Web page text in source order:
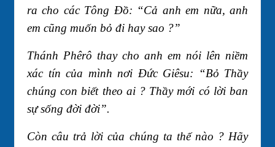
ra cho các Tông Ðồ: “Cả anh em nữa, anh
em cũng muốn bỏ đi hay sao ?”
Thánh Phêrô thay cho anh em nói lên niềm
xác tín của mình nơi Ðức Giêsu: “Bỏ Thầy
chúng con biết theo ai ? Thầy mới có lời ban
sự sống đời đời”.
Còn câu trả lời của chúng ta thế nào ? Hãy